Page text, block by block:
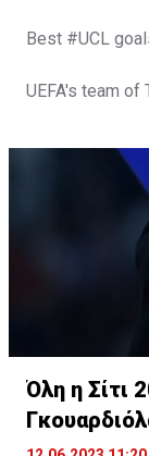
Best #UCL
UEFA's team
Now vote for
— UEFA
Όλη η Σίτι